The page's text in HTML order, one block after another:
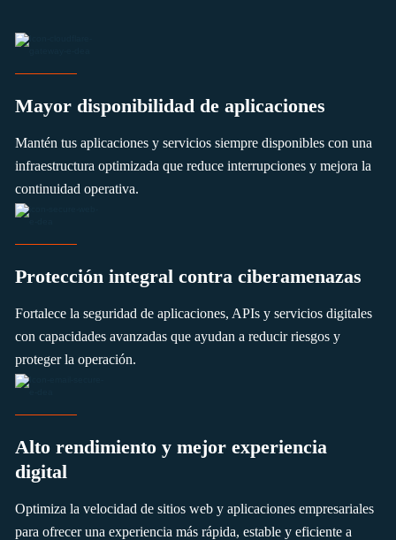
Mayor disponibilidad de aplicaciones
Mantén tus aplicaciones y servicios siempre disponibles con una
infraestructura optimizada que reduce interrupciones y mejora la
continuidad operativa.
Protección integral contra ciberamenazas
Fortalece la seguridad de aplicaciones, APIs y servicios digitales
con capacidades avanzadas que ayudan a reducir riesgos y
proteger la operación.
Alto rendimiento y mejor experiencia
digital
Optimiza la velocidad de sitios web y aplicaciones empresariales
para ofrecer una experiencia más rápida, estable y eficiente a